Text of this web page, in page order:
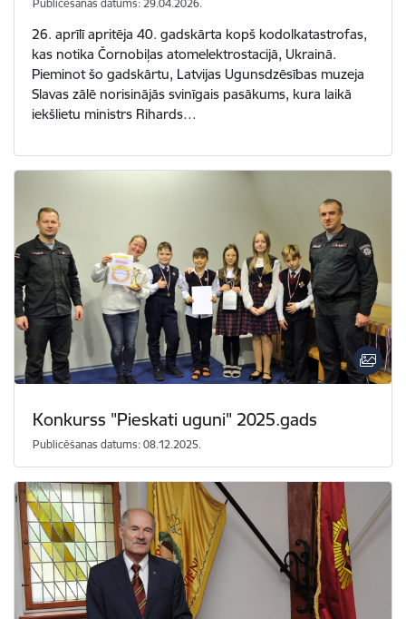
Publicēšanas datums: 29.04.2026.
26. aprīlī apritēja 40. gadskārta kopš kodolkatastrofas,
kas notika Čornobiļas atomelektrostacijā, Ukrainā.
Pieminot šo gadskārtu, Latvijas Ugunsdzēsības muzeja
Slavas zālē norisinājās svinīgais pasākums, kura laikā
iekšlietu ministrs Rihards…
Konkurss "Pieskati uguni" 2025.gads
Publicēšanas datums: 08.12.2025.